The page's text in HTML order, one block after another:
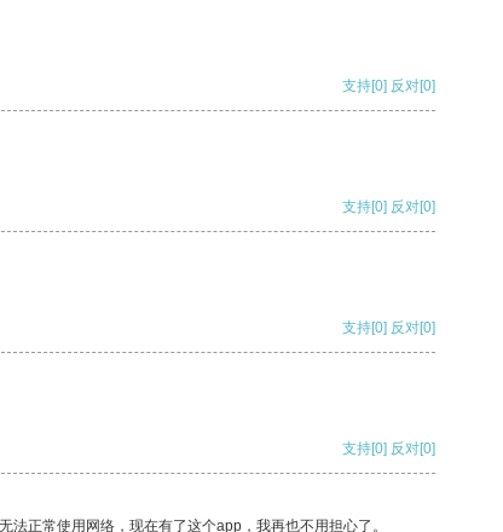
支持[0] 反对[0]
支持[0] 反对[0]
支持[0] 反对[0]
支持[0] 反对[0]
正常使用网络，现在有了这个app，我再也不用担心了。